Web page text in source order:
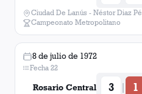
Ciudad De Lanús - Néstor Diaz
Campeonato Metropolitano
8 de julio de 1972
Fecha 22
Rosario Central 3 | 1